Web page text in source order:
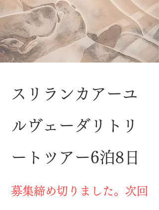
​スリランカアーユ
ルヴェーダリト リ
ートツアー6泊8日
募集締め切りました。次回